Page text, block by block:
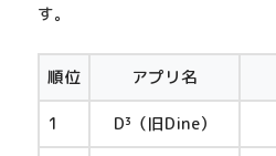
す。
順位 アプリ名
1
D³（旧Dine）